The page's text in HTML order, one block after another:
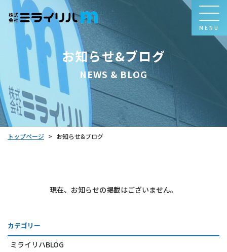
MENU
お知らせ&ブログ
NEWS & BLOG
トップページ > お知らせ&ブログ
現在、お知らせの掲載はございません。
カテゴリー
ミライリハBLOG